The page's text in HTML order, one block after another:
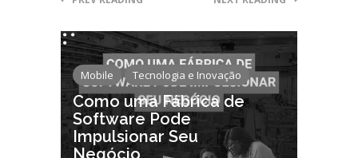
Mobile Tecnologia e Inovação
Como uma Fábrica de
Software Pode
Impulsionar Seu
Negócio